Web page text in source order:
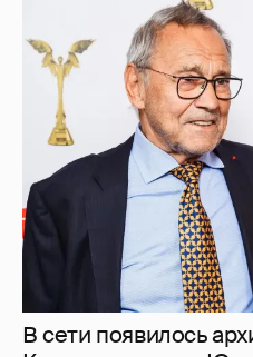
В сети появилось
Кончаловского и
отдыхе в Италии
19